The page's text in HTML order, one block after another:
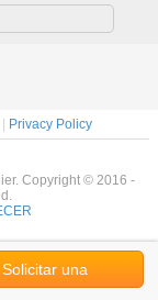
Solicitar una
Privacy Policy
Copyright © 2016 -